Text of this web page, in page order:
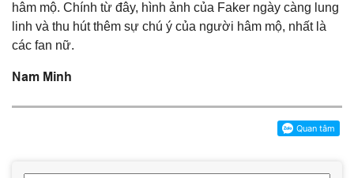
hâm mộ. Chính từ đây, hình ảnh của Faker ngày càng lung
linh và thu hút thêm sự chú ý của người hâm mộ, nhất là
các fan nữ.
Nam Minh